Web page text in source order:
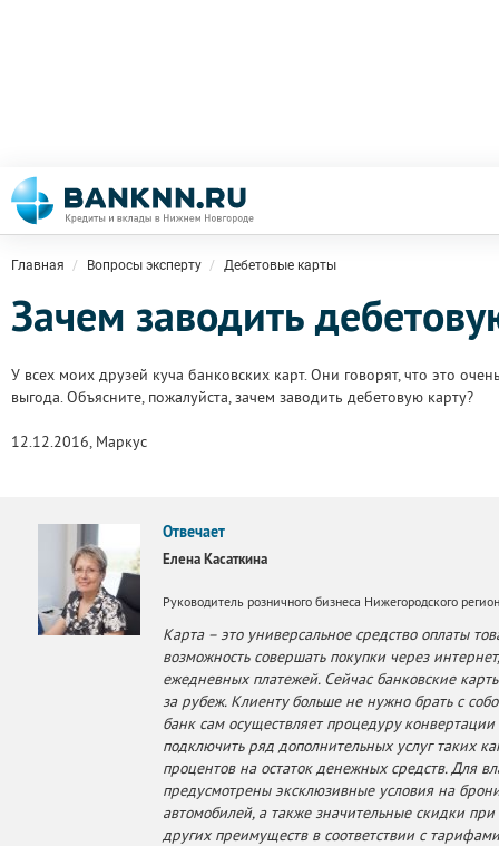
Главная Вопросы эксперту Дебетовые карты
Зачем заводить
У всех моих друзей куча банковских карт. Они говорят, что это
выгода. Объясните, пожалуйста, зачем заводить дебетовую карту?
12.12.2016, Маркус
Отвечает
Елена Касаткина
Руководитель розничного бизнеса Нижегородского
Карта – это универсальное средство оплаты
возможность совершать покупки через
ежедневных платежей. Сейчас банковские
за рубеж. Клиенту больше не нужно брать с
банк сам осуществляет процедуру
подключить ряд дополнительных услуг таких
процентов на остаток денежных средств. Для
предусмотрены эксклюзивные условия на
автомобилей, а также значительные скидки
других преимуществ в соответствии с